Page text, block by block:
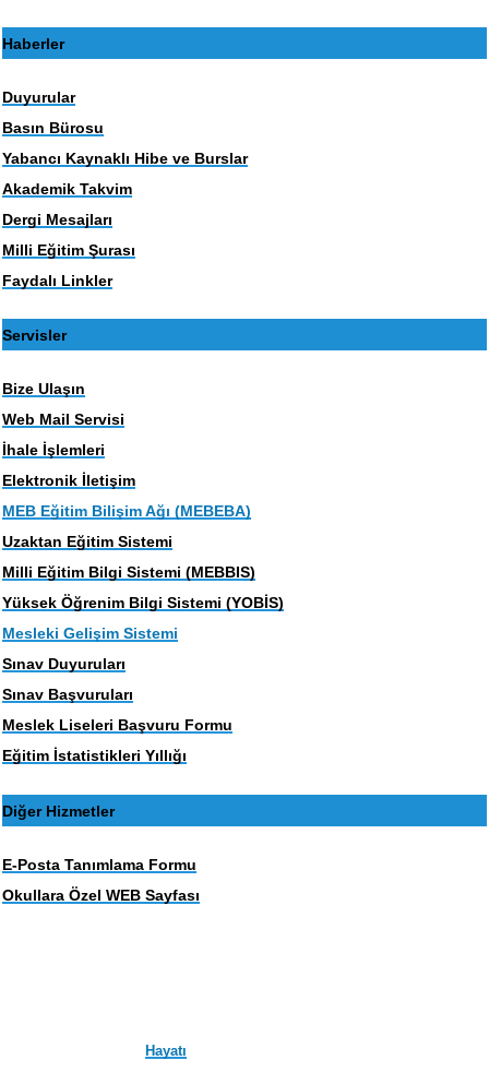
Haberler
Duyurular
Basın Bürosu
Yabancı Kaynaklı Hibe ve Burslar
Akademik Takvim
Dergi Mesajları
Milli Eğitim Şurası
Faydalı Linkler
Servisler
Bize Ulaşın
Web Mail Servisi
İhale İşlemleri
Elektronik İletişim
MEB Eğitim Bilişim Ağı (MEBEBA)
Uzaktan Eğitim Sistemi
Milli Eğitim Bilgi Sistemi (MEBBIS)
Yüksek Öğrenim Bilgi Sistemi (YOBİS)
Mesleki Gelişim Sistemi
Sınav Duyuruları
Sınav Başvuruları
Meslek Liseleri Başvuru Formu
Eğitim İstatistikleri Yıllığı
Diğer Hizmetler
E-Posta Tanımlama Formu
Okullara Özel WEB Sayfası
Hayatı